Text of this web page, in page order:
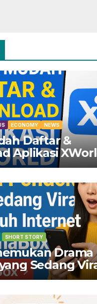
ECONOMY NEWS
Daftar &
Aplikasi
SHORT STORY
Drama
Sedang
di